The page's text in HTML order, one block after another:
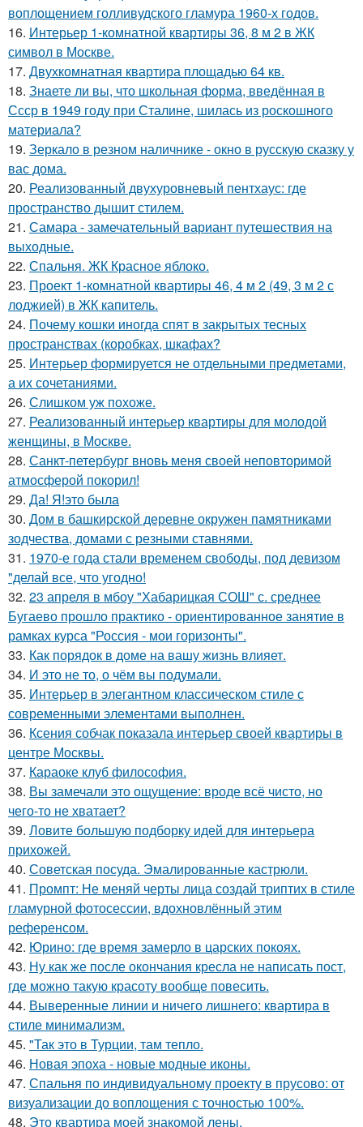
воплощением голливудского гламура 1960-х годов.
16. Интерьер 1-комнатной квартиры 36, 8 м 2 в ЖК
символ в Москве.
17. Двухкомнатная квартира площадью 64 кв.
18. Знаете ли вы, что школьная форма, введённая в
Ссср в 1949 году при Сталине, шилась из роскошного
материала?
19. Зеркало в резном наличнике - окно в русскую сказку у
вас дома.
20. Реализованный двухуровневый пентхаус: где
пространство дышит стилем.
21. Самара - замечательный вариант путешествия на
выходные.
22. Спальня. ЖК Красное яблоко.
23. Проект 1-комнатной квартиры 46, 4 м 2 (49, 3 м 2 с
лоджией) в ЖК капитель.
24. Почему кошки иногда спят в закрытых тесных
пространствах (коробках, шкафах?
25. Интерьер формируется не отдельными предметами,
а их сочетаниями.
26. Слишком уж похоже.
27. Реализованный интерьер квартиры для молодой
женщины, в Москве.
28. Санкт-петербург вновь меня своей неповторимой
атмосферой покорил!
29. Да! Я!это была
30. Дом в башкирской деревне окружен памятниками
зодчества, домами с резными ставнями.
31. 1970-е года стали временем свободы, под девизом
"делай все, что угодно!
32. 23 апреля в мбоу "Хабарицкая СОШ" с. среднее
Бугаево прошло практико - ориентированное занятие в
рамках курса "Россия - мои горизонты".
33. Как порядок в доме на вашу жизнь влияет.
34. И это не то, о чём вы подумали.
35. Интерьер в элегантном классическом стиле с
современными элементами выполнен.
36. Ксения собчак показала интерьер своей квартиры в
центре Москвы.
37. Караоке клуб философия.
38. Вы замечали это ощущение: вроде всё чисто, но
чего-то не хватает?
39. Ловите большую подборку идей для интерьера
прихожей.
40. Советская посуда. Эмалированные кастрюли.
41. Промпт: Не меняй черты лица создай триптих в стиле
гламурной фотосессии, вдохновлённый этим
референсом.
42. Юрино: где время замерло в царских покоях.
43. Ну как же после окончания кресла не написать пост,
где можно такую красоту вообще повесить.
44. Выверенные линии и ничего лишнего: квартира в
стиле минимализм.
45. "Так это в Турции, там тепло.
46. Новая эпоха - новые модные иконы.
47. Спальня по индивидуальному проекту в прусово: от
визуализации до воплощения с точностью 100%.
48. Это квартира моей знакомой лены.